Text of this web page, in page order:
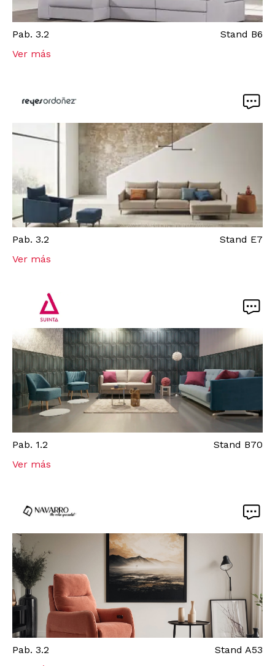
Pab. 3.2 Stand B6
Ver más
Pab. 3.2 Stand E7
Ver más
Pab. 1.2 Stand B70
Ver más
Pab. 3.2 Stand A53